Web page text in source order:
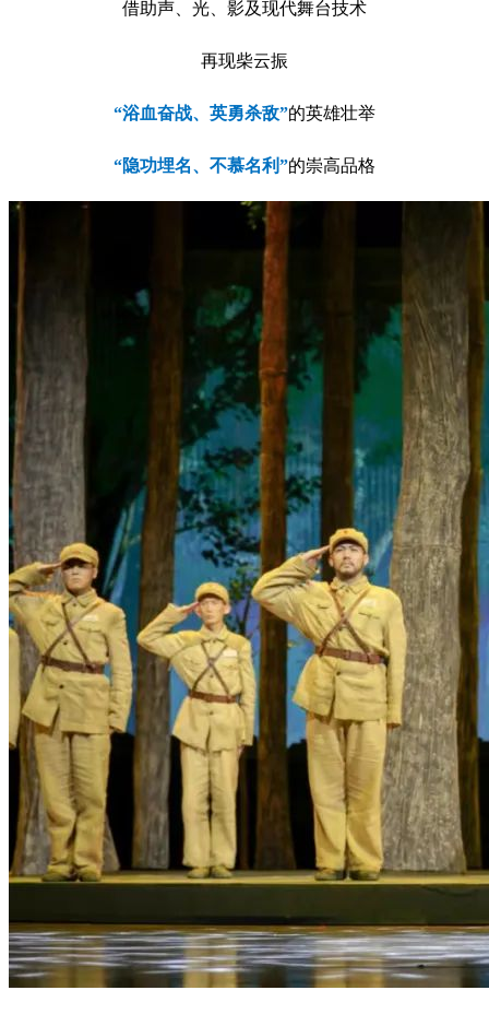
借助声、光、影及现代舞台技术
再现柴云振
“浴血奋战、英勇杀敌”的英雄壮举
“隐功埋名、不慕名利”的崇高品格